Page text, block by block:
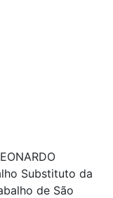
Substituto da
de São